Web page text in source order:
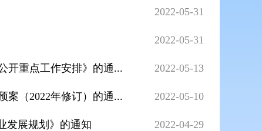
2022-05-31
2022-05-31
开重点工作安排》的通... 2022-05-13
案（2022年修订）的通... 2022-05-10
发展规划》的通知 2022-04-29